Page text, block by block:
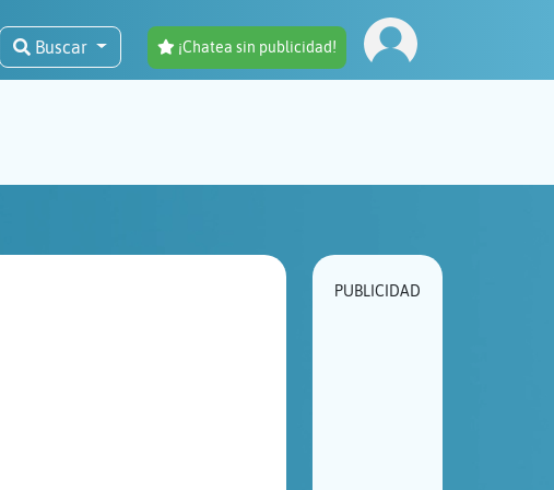
Buscar ¡Chatea sin publicidad!
PUBLICIDAD